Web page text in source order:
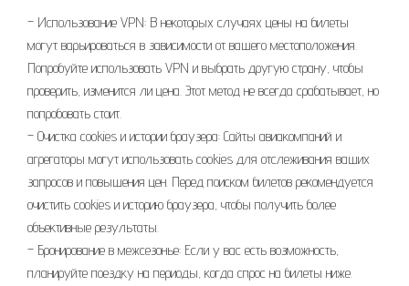
– Использование VPN: В некоторых случаях цены на билеты
могут варьироваться в зависимости от вашего местоположения.
Попробуйте использовать VPN и выбрать другую страну, чтобы
проверить, изменится ли цена. Этот метод не всегда срабатывает, но
попробовать стоит.
– Очистка cookies и истории браузера: Сайты авиакомпаний и
агрегаторы могут использовать cookies для отслеживания ваших
запросов и повышения цен. Перед поиском билетов рекомендуется
очистить cookies и историю браузера, чтобы получить более
объективные результаты.
– Бронирование в межсезонье: Если у вас есть возможность,
планируйте поездку на периоды, когда спрос на билеты ниже.